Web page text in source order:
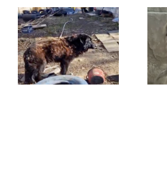
Błąkała się
sama w lesie